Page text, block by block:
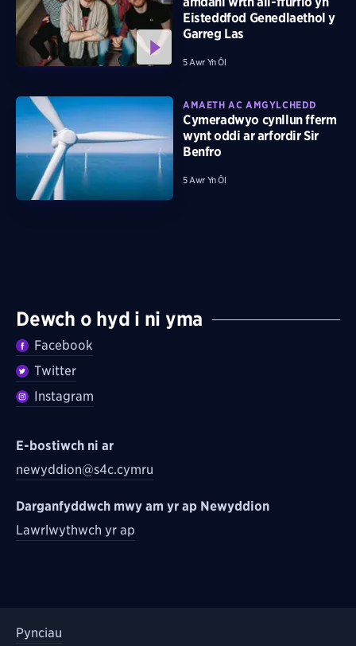
Eisteddfod Genedlaethol y
Garreg Las
5 Awr Yn Ôl
AMAETH AC AMGYLCHEDD
Cymeradwyo cynllun fferm
wynt oddi ar arfordir Sir
Benfro
5 Awr Yn Ôl
Dewch o hyd i ni yma
Facebook
Twitter
Instagram
E-bostiwch ni ar
newyddion@s4c.cymru
Darganfyddwch mwy am yr ap Newyddion
Lawrlwythwch yr ap
Pynciau